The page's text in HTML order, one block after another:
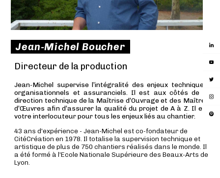
Jean-Michel Boucher
Directeur de la production
Jean-Michel supervise l’intégralité des enjeux techniques,
organisationnels et assuranciels. Il est aux côtés de la
direction technique de la Maîtrise d’Ouvrage et des Maîtres
d’Œuvres afin d’assurer la qualité du projet de A à Z. Il est
votre interlocuteur pour tous les enjeux liés au chantier.
43 ans d’expérience - Jean-Michel est co-fondateur de
CitéCréation en 1978. Il totalise la supervision technique et
artistique de plus de 750 chantiers réalisés dans le monde. Il
a été formé à l’Ecole Nationale Supérieure des Beaux-Arts de
Lyon.